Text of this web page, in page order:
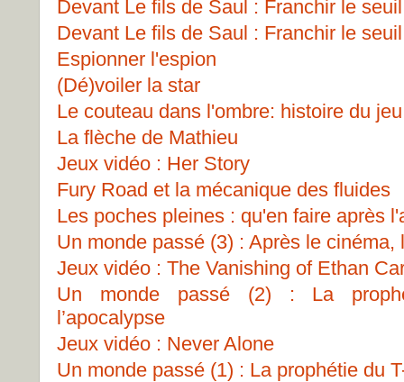
Devant Le fils de Saul : Franchir le
Devant Le fils de Saul : Franchir le
Espionner l'espion
(Dé)voiler la star
Le couteau dans l'ombre: histoire du
La flèche de Mathieu
Jeux vidéo : Her Story
Fury Road et la mécanique des fluides
Les poches pleines : qu'en faire après
Un monde passé (3) : Après le cinéma,
Jeux vidéo : The Vanishing of Ethan
Un monde passé (2) : La
l’apocalypse
Jeux vidéo : Never Alone
Un monde passé (1) : La prophétie du